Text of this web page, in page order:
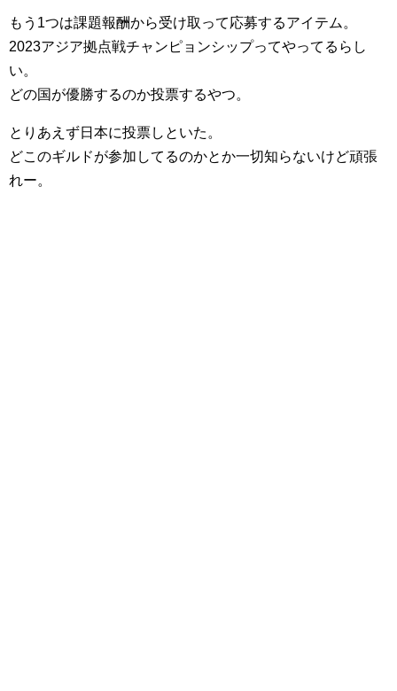
もう1つは課題報酬から受け取って応募するアイテム。
2023アジア拠点戦チャンピョンシップってやってるらし
い。
どの国が優勝するのか投票するやつ。
とりあえず日本に投票しといた。
どこのギルドが参加してるのかとか一切知らないけど頑張
れー。